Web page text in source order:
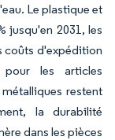
Le plastique et
jusqu'en 2031, les
coûts d'expédition
les articles
restent
la durabilité
dans les pièces